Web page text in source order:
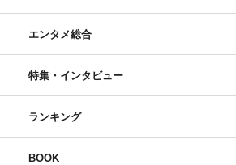
エンタメ総合
特集・インタビュー
ランキング
BOOK